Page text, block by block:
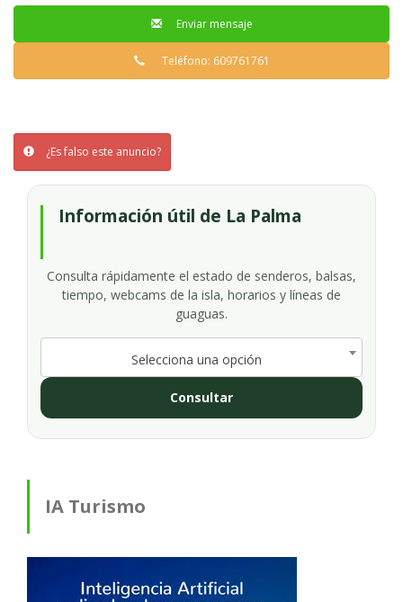
Enviar mensaje
Teléfono: 609761761
¿Es falso este anuncio?
Información útil de La Palma
Consulta rápidamente el estado de senderos, balsas,
tiempo, webcams de la isla, horarios y líneas de
guaguas.
Selecciona una opción
Consultar
IA Turismo